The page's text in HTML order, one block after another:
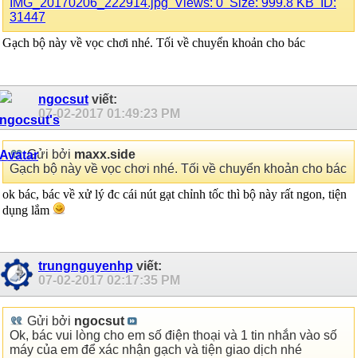
Gạch bộ này về vọc chơi nhé. Tối về chuyển khoản cho bác
ngocsut viết:
07-02-2017 01:49:23 PM
Gửi bởi maxx.side
Gạch bộ này về vọc chơi nhé. Tối về chuyển khoản cho bác
ok bác, bác về xử lý đc cái nút gạt chỉnh tốc thì bộ này rất ngon, tiện
dụng lắm
trungnguyenhp viết:
07-02-2017 02:17:35 PM
Gửi bởi ngocsut
Ok, bác vui lòng cho em số điện thoại và 1 tin nhắn vào số
máy của em để xác nhận gạch và tiện giao dịch nhé